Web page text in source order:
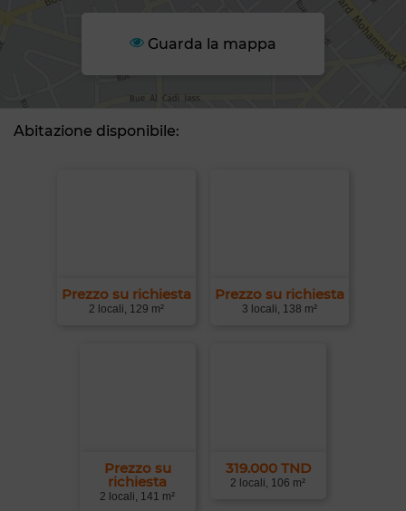
Guarda la mappa
Abitazione disponibile:
Prezzo su richiesta
2 locali, 129 m²
Prezzo su richiesta
3 locali, 138 m²
Prezzo su
richiesta
2 locali, 141 m²
319.000 TND
2 locali, 106 m²